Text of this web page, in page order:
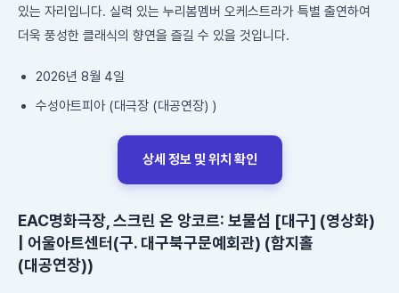
있는 자리입니다. 실력 있는 누리봄멤버 오케스트라가 특별 출연하여
더욱 풍성한 클래식의 향연을 즐길 수 있을 것입니다.
2026년 8월 4일
수성아트피아 (대극장 (대공연장) )
상세 정보 및 위치 확인
EAC명화극장, 스크린 온 앙코르: 보물섬 [대구] (영상화)
| 어울아트센터(구. 대구북구문예회관) (함지홀
(대공연장))